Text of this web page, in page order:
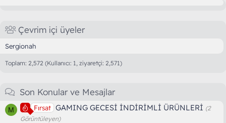
Çevrim içi üyeler
Sergionah
Toplam: 2,572 (Kullanıcı: 1, ziyaretçi: 2,571)
Son Konular ve Mesajlar
M Fırsat GAMING GECESİ İNDİRİMLİ ÜRÜNLERİ (2
Görüntüleyen)